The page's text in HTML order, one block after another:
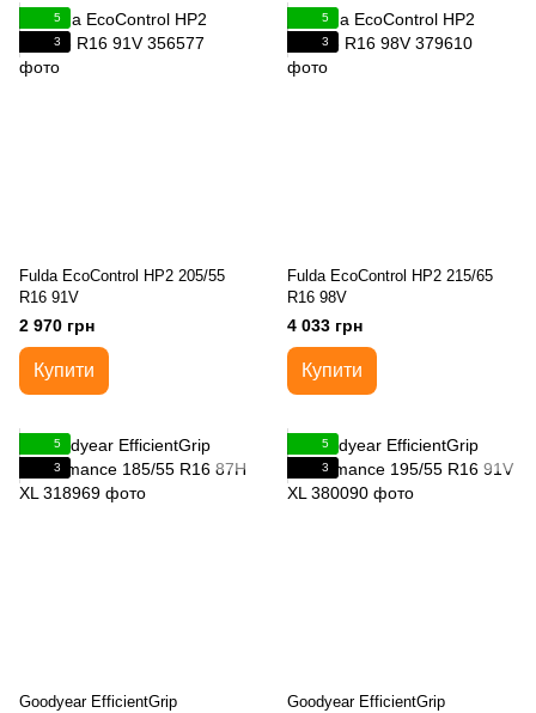
5
3
Fulda EcoControl HP2 205/55
R16 91V
2 970 грн
Купити
5
3
Fulda EcoControl HP2 215/65
R16 98V
4 033 грн
Купити
5
3
Goodyear EfficientGrip
5
3
Goodyear EfficientGrip